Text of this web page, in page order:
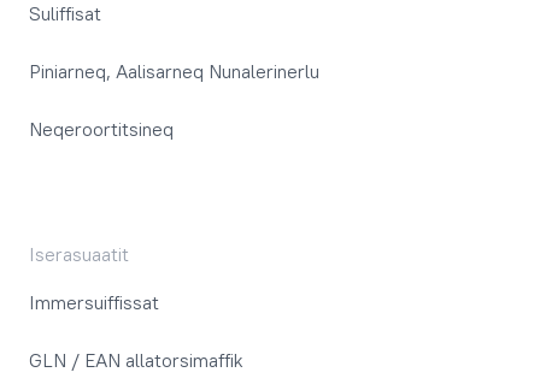
Suliffisat
Piniarneq, Aalisarneq Nunalerinerlu
Neqeroortitsineq
Iserasuaatit
Immersuiffissat
GLN / EAN allatorsimaffik